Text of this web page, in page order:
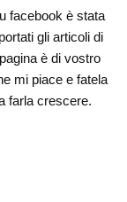
facebook è stata
gli articoli di
è di vostro
mi piace e fatela
farla crescere.